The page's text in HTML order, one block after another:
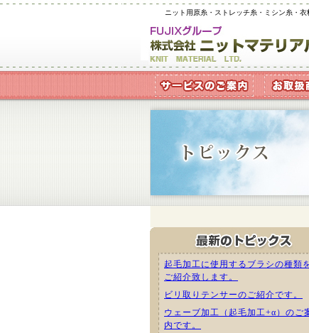
ニット用原糸・ストレッチ糸・ミシン糸・
起毛加工に使用するブラシの種類
ご紹介致します。
ビリ取りテンサーのご紹介です。
ウェーブ加工（起毛加工+α）のご
内です。